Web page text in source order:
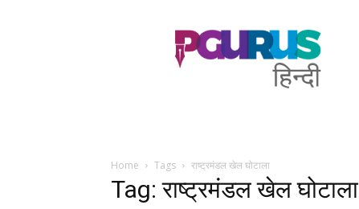
PGurus
Hindi
Home Tags राष्ट्रमंडल खेल घोटाला
Tag: राष्ट्रमंडल खेल घोटाला